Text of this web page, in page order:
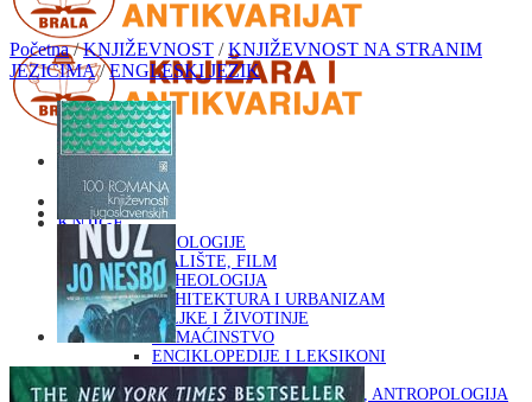
Naslovna
KNJIGE
OD ARHEOLOGIJE
DO KAZALIŠTE, FILM
ARHEOLOGIJA
ARHITEKTURA I URBANIZAM
BILJKE I ŽIVOTINJE
DOMAĆINSTVO
ENCIKLOPEDIJE I LEKSIKONI
ETNOLOGIJA
FILOZOFIJA, SOCIOLOGIJA, ANTROPOLOGIJA
Početna / KNJIŽEVNOST / KNJIŽEVNOST NA STRANIM
JEZICIMA / ENGLESKI JEZIK